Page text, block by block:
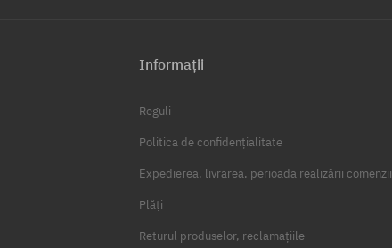
Informații
Reguli
Politica de confidențialitate
Expedierea, livrarea, perioada realizării comenzii
Plăți
Returul produselor, reclamațiile